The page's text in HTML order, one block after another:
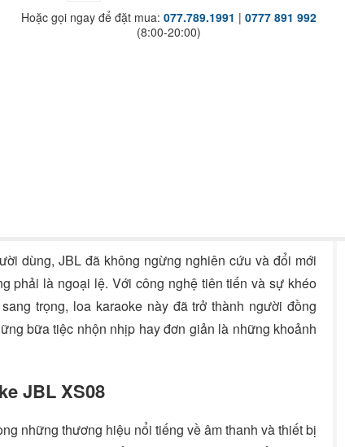
Hoặc gọi ngay để đặt mua: 077.789.1991 | 0777 891 992
(8:00-20:00)
dùng, JBL đã không ngừng nghiên cứu và đổi mới
phải là ngoại lệ. Với công nghệ tiên tiến và sự khéo
trọng, loa karaoke này đã trở thành người đồng
bữa tiệc nhộn nhịp hay đơn giản là những khoảnh
JBL XS08
những thương hiệu nổi tiếng về âm thanh và thiết bị